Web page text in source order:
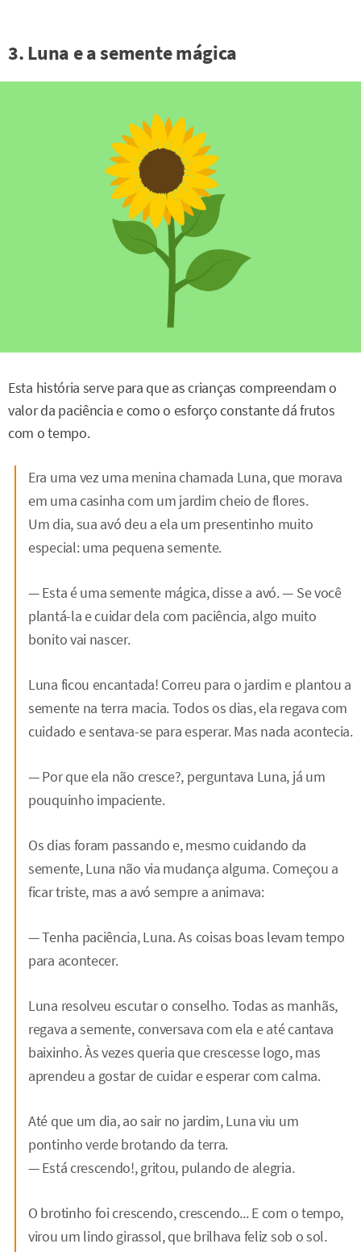
3. Luna e a semente mágica
Esta história serve para que as crianças compreendam o
valor da paciência e como o esforço constante dá frutos
com o tempo.
Era uma vez uma menina chamada Luna, que morava
em uma casinha com um jardim cheio de flores.
Um dia, sua avó deu a ela um presentinho muito
especial: uma pequena semente.
— Esta é uma semente mágica, disse a avó. — Se você
plantá-la e cuidar dela com paciência, algo muito
bonito vai nascer.
Luna ficou encantada! Correu para o jardim e plantou a
semente na terra macia. Todos os dias, ela regava com
cuidado e sentava-se para esperar. Mas nada acontecia.
— Por que ela não cresce?, perguntava Luna, já um
pouquinho impaciente.
Os dias foram passando e, mesmo cuidando da
semente, Luna não via mudança alguma. Começou a
ficar triste, mas a avó sempre a animava:
— Tenha paciência, Luna. As coisas boas levam tempo
para acontecer.
Luna resolveu escutar o conselho. Todas as manhãs,
regava a semente, conversava com ela e até cantava
baixinho. Às vezes queria que crescesse logo, mas
aprendeu a gostar de cuidar e esperar com calma.
Até que um dia, ao sair no jardim, Luna viu um
pontinho verde brotando da terra.
— Está crescendo!, gritou, pulando de alegria.
O brotinho foi crescendo, crescendo... E com o tempo,
virou um lindo girassol, que brilhava feliz sob o sol.